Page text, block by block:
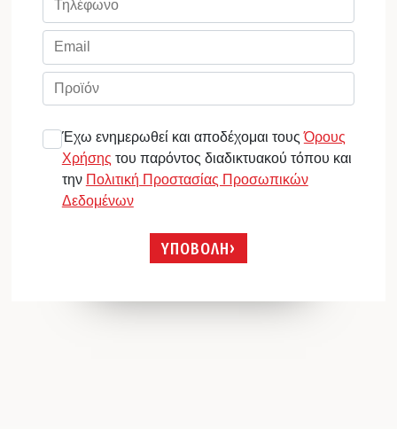
Έχω ενημερωθεί και αποδέχομαι τουςΌρους
Χρήσης του παρόντος διαδικτυακού τόπου και
την Πολιτική Προστασίας Προσωπικών
Δεδομένων
ΥΠΟΒΟΛΗ